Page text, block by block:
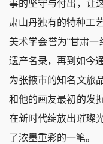
事的坚守与付出，让
肃山丹独有的特种工
美术学会誉为“甘肃
遗产名录，再到如今
为张掖市的知名文旅
和他的画友最初的发
在新时代绽放出璀璨
了浓墨重彩的一笔。